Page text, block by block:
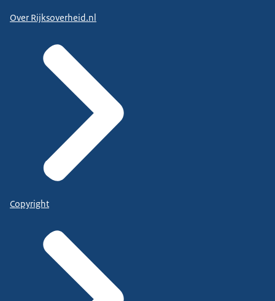
Over Rijksoverheid.nl
Copyright